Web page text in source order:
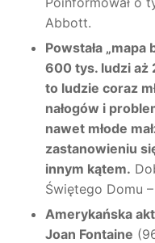
Abbott.
Powstała
600 tys. ludzi aż
to ludzie coraz
nałogów i
nawet młode
zastanowieniu
innym kątem.
Świętego Domu
Amerykańska
Joan Fontaine